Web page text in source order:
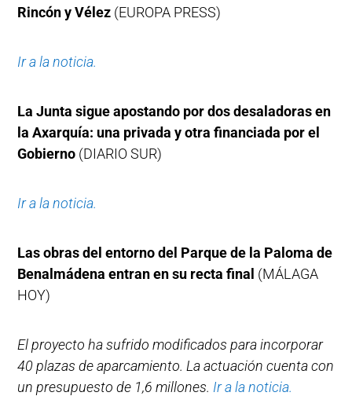
Rincón y Vélez (EUROPA PRESS)
Ir a la noticia.
La Junta sigue apostando por dos desaladoras en
la Axarquía: una privada y otra financiada por el
Gobierno (DIARIO SUR)
Ir a la noticia.
Las obras del entorno del Parque de la Paloma de
Benalmádena entran en su recta final (MÁLAGA
HOY)
El proyecto ha sufrido modificados para incorporar
40 plazas de aparcamiento. La actuación cuenta con
un presupuesto de 1,6 millones. Ir a la noticia.